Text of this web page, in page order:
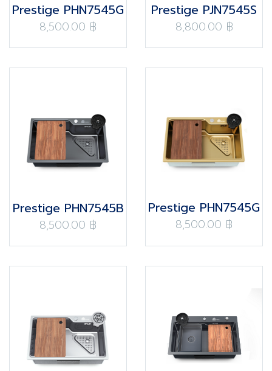
Prestige PHN7545G
8,500.00 ฿
Prestige PJN7545S
8,800.00 ฿
Prestige PHN7545B
8,500.00 ฿
Prestige PHN7545G
8,500.00 ฿